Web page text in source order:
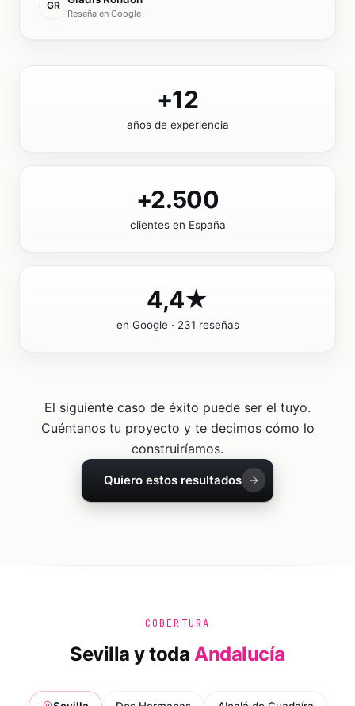
GR
Reseña en Google
+12
años de experiencia
+2.500
clientes en España
4,4★
en Google · 231 reseñas
El siguiente caso de éxito puede ser el tuyo.
Cuéntanos tu proyecto y te decimos cómo lo
construiríamos.
Quiero estos resultados
COBERTURA
Sevilla y toda Andalucía